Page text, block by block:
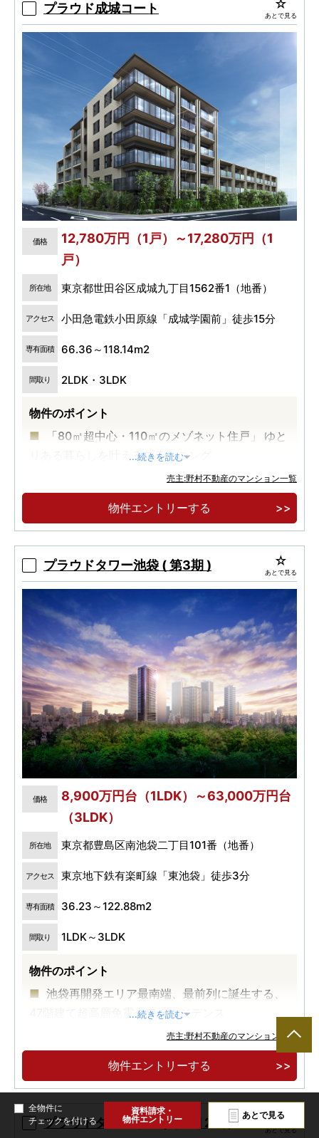
プラウド成城コート あとで見る
価格
12,780万円（1戸）～17,280万円（1
戸）
所在地 東京都世田谷区成城九丁目1562番1（地番）
アクセス 小田急電鉄小田原線「成城学園前」徒歩15分
専有面積 66.36～118.14m2
間取り 2LDK・3LDK
物件のポイント
「80㎡超中心・110㎡のメゾネット住戸」 ゆと
りある暮らしを叶えるプランニング
「住居系地域＆3方接道角地」 通風や採光にも
配慮された落ち着いた邸宅地
「全戸床快full＆サイクルガレージ採用・認定
...続きを読む
売主:野村不動産のマンション一覧
物件エントリーする
プラウドタワー池袋 ( 第3期 ) あとで見る
価格
8,900万円台（1LDK）～63,000万円台
（3LDK）
所在地 東京都豊島区南池袋二丁目101番（地番）
アクセス 東京地下鉄有楽町線「東池袋」徒歩3分
専有面積 36.23～122.88m2
間取り 1LDK～3LDK
物件のポイント
池袋再開発エリア最南端、最前列に誕生する、
47階建て超高層免震タワーレジデンス
JR「池袋」駅徒歩10分、有楽町線「東池袋」駅
ペデストリアンデッキで直結 徒歩3分
空を窓辺に飾る日常へ
...続きを読む
売主:野村不動産のマンション一覧
物件エントリーする
プラウドタワー赤羽 ( 第1期 2次 ) あとで見る
全物件に
チェックを付ける
資料請求・
物件エントリー
あとで見る